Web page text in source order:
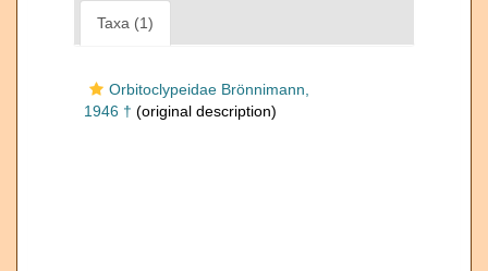
Taxa (1)
Orbitoclypeidae Brönnimann,
1946 † (original description)